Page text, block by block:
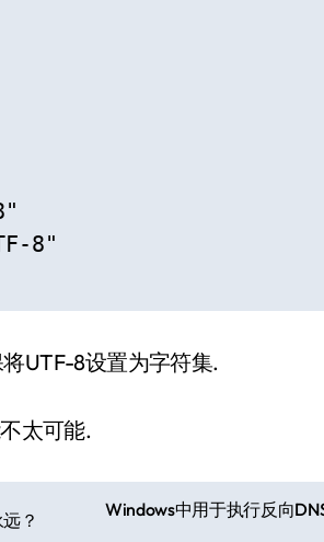
8"
UTF-8设置为字符集.
太可能.
？
Windows中用于执行反向